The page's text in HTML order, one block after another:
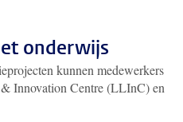
onderwijs
kunnen medewerkers
Innovation Centre (LLInC) en